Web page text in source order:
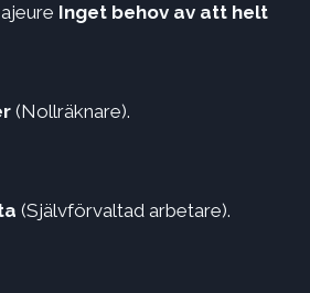
Inget behov av att helt
(Nollräknare).
(Självförvaltad arbetare).